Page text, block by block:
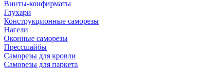
Винты-конфирматы
Глухари
Конструкционные саморезы
Нагели
Оконные саморезы
Прессшайбы
Саморезы для кровли
Саморезы для паркета